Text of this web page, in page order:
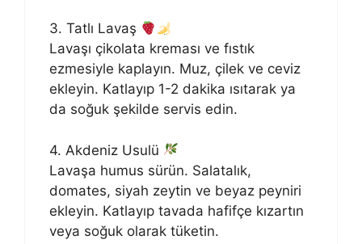
3. Tatlı Lavaş
Lavaşı çikolata kreması ve fıstık
ezmesiyle kaplayın. Muz, çilek ve ceviz
ekleyin. Katlayıp 1-2 dakika ısıtarak ya
da soğuk şekilde servis edin.
4. Akdeniz Usulü
Lavaşa humus sürün. Salatalık,
domates, siyah zeytin ve beyaz peyniri
ekleyin. Katlayıp tavada hafifçe kızartın
veya soğuk olarak tüketin.